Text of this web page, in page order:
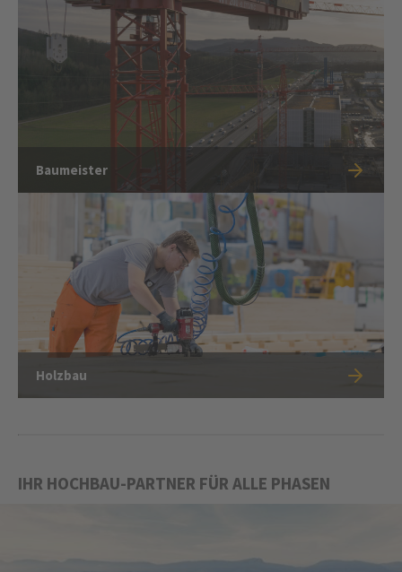
Baumeister
Holzbau
IHR HOCHBAU-PARTNER FÜR ALLE PHASEN